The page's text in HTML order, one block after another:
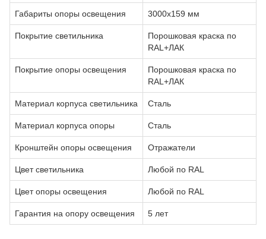
Габариты опоры освещения 3000х159 мм
Покрытие светильника
Порошковая краска по
RAL+ЛАК
Покрытие опоры освещения
Порошковая краска по
RAL+ЛАК
Материал корпуса светильника Сталь
Материал корпуса опоры Сталь
Кронштейн опоры освещения Отражатели
Цвет светильника Любой по RAL
Цвет опоры освещения Любой по RAL
Гарантия на опору освещения 5 лет